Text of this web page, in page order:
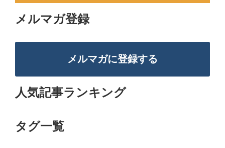
メルマガ登録
メルマガに登録する
人気記事ランキング
タグ一覧